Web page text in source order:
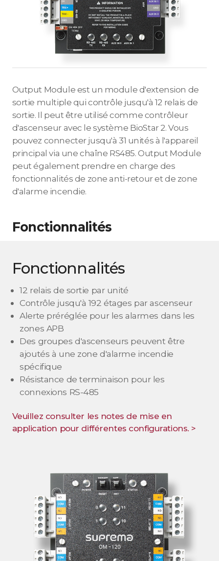
Output Module est un module d'extension de
sortie multiple qui contrôle jusqu'à 12 relais de
sortie. Il peut être utilisé comme contrôleur
d'ascenseur avec le système BioStar 2. Vous
pouvez connecter jusqu'à 31 unités à l'appareil
principal via une chaîne RS485. Output Module
peut également prendre en charge des
fonctionnalités de zone anti-retour et de zone
d'alarme incendie.
Fonctionnalités
Fonctionnalités
12 relais de sortie par unité
Contrôle jusqu'à 192 étages par ascenseur
Alerte préréglée pour les alarmes dans les
zones APB
Des groupes d'ascenseurs peuvent être
ajoutés à une zone d'alarme incendie
spécifique
Résistance de terminaison pour les
connexions RS-485
Veuillez consulter les notes de mise en
application pour différentes configurations. >